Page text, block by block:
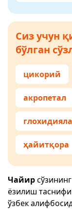
Сиз учун
бўлган
цикорий
акропетал
ҳайитқора
Чайир
ёзилиш
ўзбек